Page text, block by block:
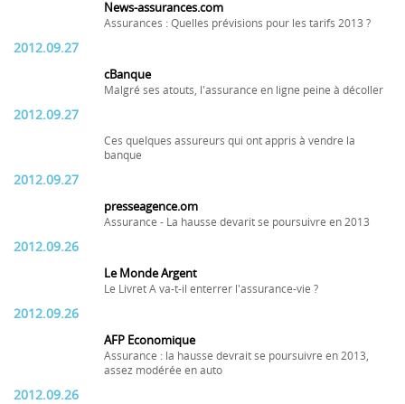
News-assurances.com
Assurances : Quelles prévisions pour les tarifs 2013 ?
2012.09.27
cBanque
Malgré ses atouts, l'assurance en ligne peine à décoller
2012.09.27
Ces quelques assureurs qui ont appris à vendre la
banque
2012.09.27
presseagence.om
Assurance - La hausse devarit se poursuivre en 2013
2012.09.26
Le Monde Argent
Le Livret A va-t-il enterrer l'assurance-vie ?
2012.09.26
AFP Economique
Assurance : la hausse devrait se poursuivre en 2013,
assez modérée en auto
2012.09.26